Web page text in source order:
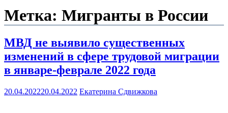
Метка: Мигранты в России
МВД не выявило существенных
изменений в сфере трудовой миграции
в январе-феврале 2022 года
20.04.202220.04.2022 Екатерина Сдвижкова